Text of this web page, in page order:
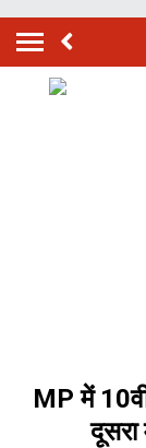
MP में
दूसरा